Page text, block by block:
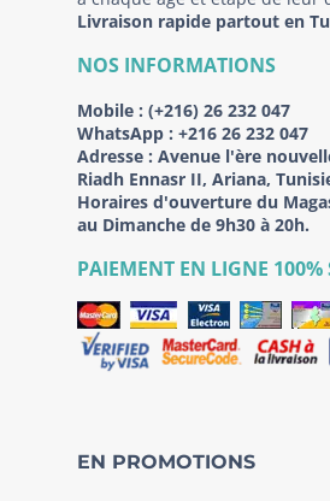
Livraison rapide partout en
NOS INFORMATIONS
Mobile : (+216) 26 232 047
WhatsApp : +216 26 232 047
Adresse : Avenue l'ère
Riadh Ennasr II, Ariana,
Horaires d'ouverture du
au Dimanche de 9h30 à 20h.
PAIEMENT EN LIGNE 100%
EN PROMOTIONS